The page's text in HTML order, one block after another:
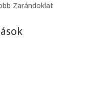
Zarándoklat